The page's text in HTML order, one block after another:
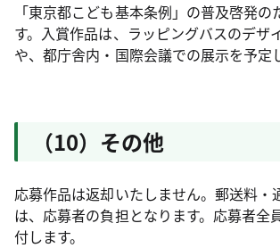
「東京都こども基本条例」の普及啓発の
す。入賞作品は、ラッピングバスのデザ
や、都庁舎内・国際会議での展示を予定
（10）その他
応募作品は返却いたしません。郵送料・
は、応募者の負担となります。応募者全
付します。